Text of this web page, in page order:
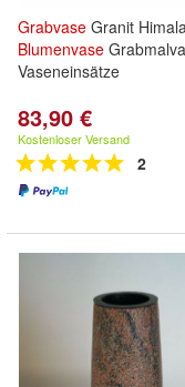
Grabvase Granit
Blumenvase
Vaseneinsätze
83,90 €
Kostenloser Versand
2